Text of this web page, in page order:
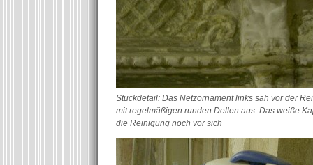
Stuckdetail: Das Netzornament links sah vor der
mit regelmäßigen runden Dellen aus. Das weiße
die Reinigung noch vor sich